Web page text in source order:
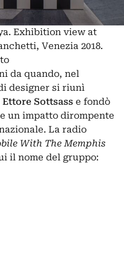
Exhibition view at
Venezia 2018.
da quando, nel
designer si riunì
Ettore Sottsass e fondò
un impatto dirompente
La radio
With The Memphis
il nome del gruppo: